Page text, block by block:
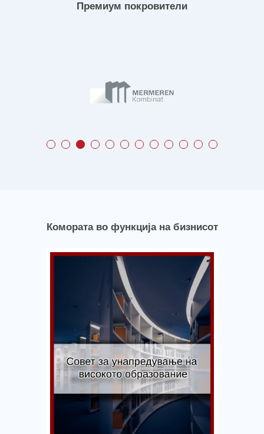
Премиум покровители
Комората во функција на бизнисот